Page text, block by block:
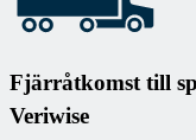
Fjärråtkomst till
Veriwise